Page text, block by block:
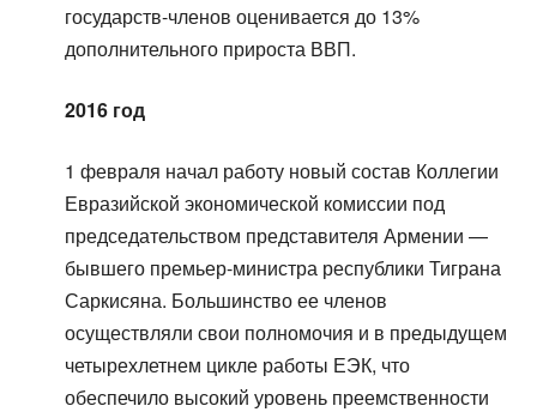
государств-членов оценивается до 13%
дополнительного прироста ВВП.
2016 год
1 февраля начал работу новый состав Коллегии
Евразийской экономической комиссии под
председательством представителя Армении —
бывшего премьер-министра республики Тиграна
Саркисяна. Большинство ее членов
осуществляли свои полномочия и в предыдущем
четырехлетнем цикле работы ЕЭК, что
обеспечило высокий уровень преемственности